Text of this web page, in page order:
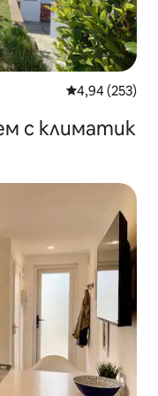
Средна
4,94 (253)
с климатик